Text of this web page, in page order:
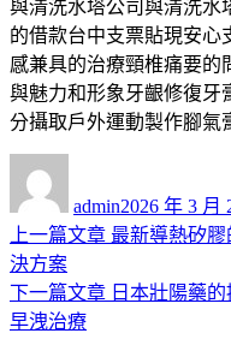
與清洗水塔公司與清洗水
的借款台中支票貼現安心
感兼具的治療頸椎痛要的
與魅力和形象牙齦修復牙
分攝取戶外運動製作腳氣
admin佈
日
2026 年 3 月
文
章
導
上一篇文章 上
篇
最新導熱矽膠
決方案
下一篇文章 下
日本壯陽藥
早洩治療